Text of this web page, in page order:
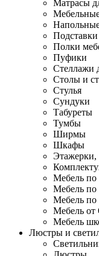
Матрасы
Полки
Пуфики
Стеллажи
Столы и
Стулья
Сундуки
Табуреты
Тумбы
Ширмы
Шкафы
Этажерки,
Мебель по
Мебель по
Мебель по
Мебель от
Мебель
Люстры и